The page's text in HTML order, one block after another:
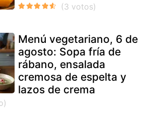
Menú vegetariano, 6 de
agosto: Sopa fría de
rábano, ensalada
cremosa de espelta y
lazos de crema